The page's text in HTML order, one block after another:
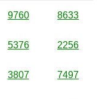
9760 8633
5376 2256
3807 7497